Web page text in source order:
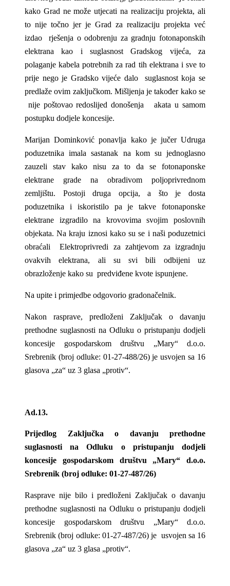
kako Grad ne može utjecati na realizaciju projekta, ali
to nije točno jer je Grad za realizaciju projekta već
izdao rješenja o odobrenju za gradnju fotonaponskih
elektrana kao i suglasnost Gradskog vijeća, za
polaganje kabela potrebnih za rad tih elektrana i sve to
prije nego je Gradsko vijeće dalo suglasnost koja se
predlaže ovim zaključkom. Mišljenja je također kako se
nije poštovao redoslijed donošenja akata u samom
postupku dodjele koncesije.
Marijan Dominković ponavlja kako je jučer Udruga
poduzetnika imala sastanak na kom su jednoglasno
zauzeli stav kako nisu za to da se fotonaponske
elektrane grade na obradivom poljoprivrednom
zemljištu. Postoji druga opcija, a što je dosta
poduzetnika i iskoristilo pa je takve fotonaponske
elektrane izgradilo na krovovima svojim poslovnih
objekata. Na kraju iznosi kako su se i naši poduzetnici
obraćali Elektroprivredi za zahtjevom za izgradnju
ovakvih elektrana, ali su svi bili odbijeni uz
obrazloženje kako su predviđene kvote ispunjene.
Na upite i primjedbe odgovorio gradonačelnik.
Nakon rasprave, predloženi Zaključak o davanju
prethodne suglasnosti na Odluku o pristupanju dodjeli
koncesije gospodarskom društvu „Mary“ d.o.o.
Srebrenik (broj odluke: 01-27-488/26) je usvojen sa 16
glasova „za“ uz 3 glasa „protiv“.
Ad.13.
Prijedlog Zaključka o davanju prethodne
suglasnosti na Odluku o pristupanju dodjeli
koncesije gospodarskom društvu „Mary“ d.o.o.
Srebrenik (broj odluke: 01-27-487/26)
Rasprave nije bilo i predloženi Zaključak o davanju
prethodne suglasnosti na Odluku o pristupanju dodjeli
koncesije gospodarskom društvu „Mary“ d.o.o.
Srebrenik (broj odluke: 01-27-487/26) je usvojen sa 16
glasova „za“ uz 3 glasa „protiv“.